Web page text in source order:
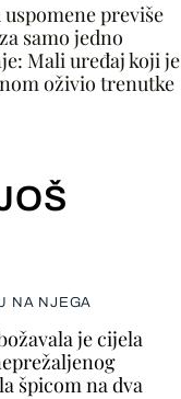
uspomene previše
samo jedno
Mali uređaj koji je
oživio trenutke
NA NJEGA
je cijela
špicom na dva